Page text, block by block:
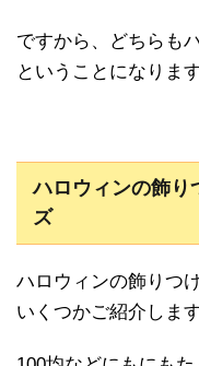
ですから、どちらも
ということになりま
ハロウィンの飾り
ズ
ハロウィンの飾りつ
いくつかご紹介します